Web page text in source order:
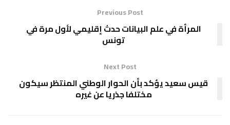
Previous Post
المرأة في علم البيانات حدث إقليمي لأول مرة في
تونس
Next Post
قيس سعيد يؤكد بأن الحوار الوطني المنتظر سيكون
مختلفا جذريا عن غيره